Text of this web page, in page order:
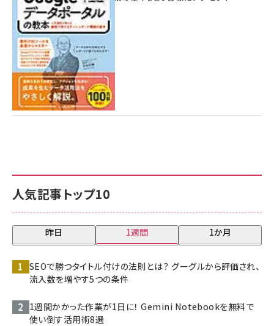
人気記事トップ10
昨日 1週間 1か月
SEOで勝つタイトル付けの法則とは？ グーグルから評価され、
流入数を増やす5つの条件
1週間かかった作業が1日に！ Gemini Notebookを無料で
使い倒す活用術8選
7月31日 10:00